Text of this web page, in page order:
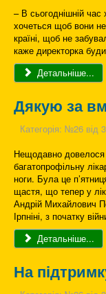
– В сьогоднішній час
хочеться щоб вони
країні, щоб не
каже директорка
Детальніше...
Дякую за
Категорія: №26 від
Нещодавно довелося
багатопрофільну
ноги. Була це
щастя, що тепер у
Андрій Михайлович
Ірпніні, з початку
Детальніше...
На